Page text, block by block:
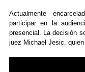
Actualmente
participar en la
presencial. La decisión
juez Michael Jesic,